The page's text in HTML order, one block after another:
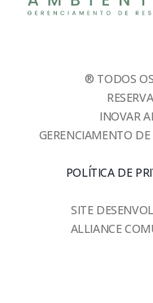
® TODOS
INOVAR
GERENCIAMENTO DE
POLÍTICA DE
SITE
ALLIANCE